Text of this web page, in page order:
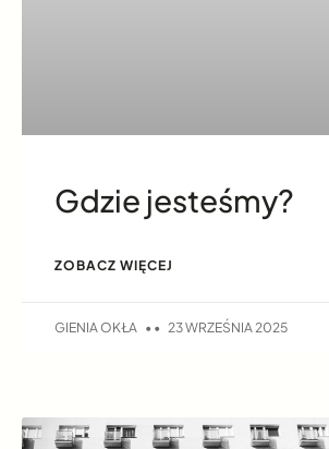
Gdzie jesteśmy?
ZOBACZ WIĘCEJ
GIENIA OKŁA 23 WRZEŚNIA 2025